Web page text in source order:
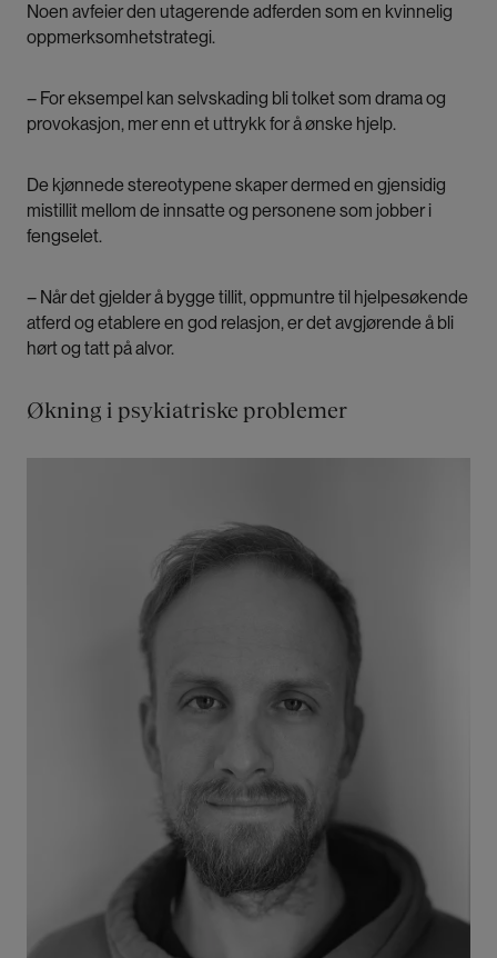
Noen avfeier den utagerende adferden som en kvinnelig
oppmerksomhetstrategi.
– For eksempel kan selvskading bli tolket som drama og
provokasjon, mer enn et uttrykk for å ønske hjelp.
De kjønnede stereotypene skaper dermed en gjensidig
mistillit mellom de innsatte og personene som jobber i
fengselet.
– Når det gjelder å bygge tillit, oppmuntre til hjelpesøkende
atferd og etablere en god relasjon, er det avgjørende å bli
hørt og tatt på alvor.
Økning i psykiatriske problemer